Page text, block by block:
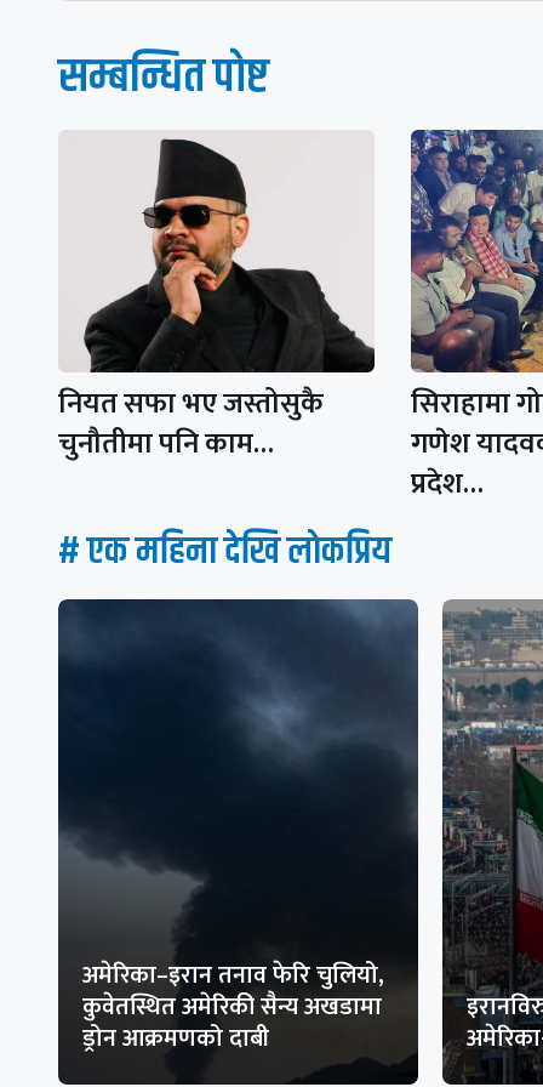
सम्बन्धित पाेष्ट
नियत सफा भए जस्तोसुकै
चुनौतीमा पनि काम…
सिराहामा
गणेश
प्रदेश…
# एक महिना देखि लाेकप्रिय
अमेरिका–इरान तनाव फेरि चुलियो,
कुवेतस्थित अमेरिकी सैन्य अखडामा
ड्रोन आक्रमणको दाबी